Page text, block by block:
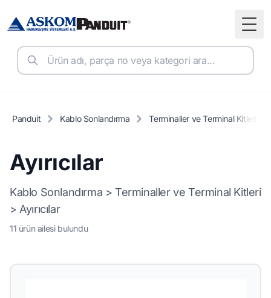
Panduit Kablo Sonlandırma Terminaller ve Terminal Kitleri
Ayırıcılar
Kablo Sonlandırma > Terminaller ve Terminal Kitleri
> Ayırıcılar
11 ürün ailesi bulundu